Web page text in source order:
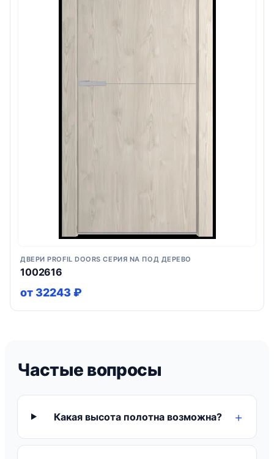
ДВЕРИ PROFIL DOORS СЕРИЯ NA ПОД ДЕРЕВО
1002616
от 32243 ₽
Частые вопросы
Какая высота полотна возможна?